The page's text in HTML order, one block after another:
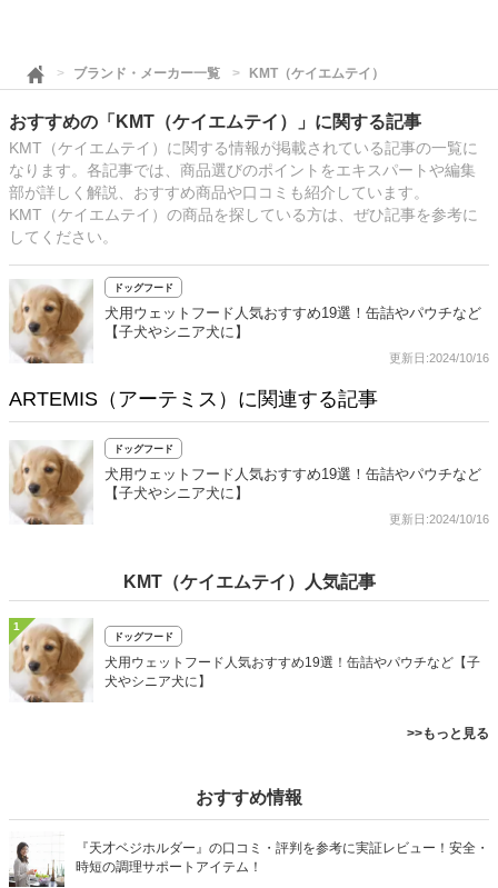
ブランド・メーカー一覧 KMT（ケイエムテイ）
おすすめの「KMT（ケイエムテイ）」に関する記事
KMT（ケイエムテイ）に関する情報が掲載されている記事の一覧に
なります。各記事では、商品選びのポイントをエキスパートや編集
部が詳しく解説、おすすめ商品や口コミも紹介しています。
KMT（ケイエムテイ）の商品を探している方は、ぜひ記事を参考に
してください。
ドッグフード
犬用ウェットフード人気おすすめ19選！缶詰やパウチなど
【子犬やシニア犬に】
更新日:2024/10/16
ARTEMIS（アーテミス）に関連する記事
ドッグフード
犬用ウェットフード人気おすすめ19選！缶詰やパウチなど
【子犬やシニア犬に】
更新日:2024/10/16
KMT（ケイエムテイ）人気記事
1
ドッグフード
犬用ウェットフード人気おすすめ19選！缶詰やパウチなど【子
犬やシニア犬に】
>>もっと見る
おすすめ情報
『天才ベジホルダー』の口コミ・評判を参考に実証レビュー！安全・
時短の調理サポートアイテム！